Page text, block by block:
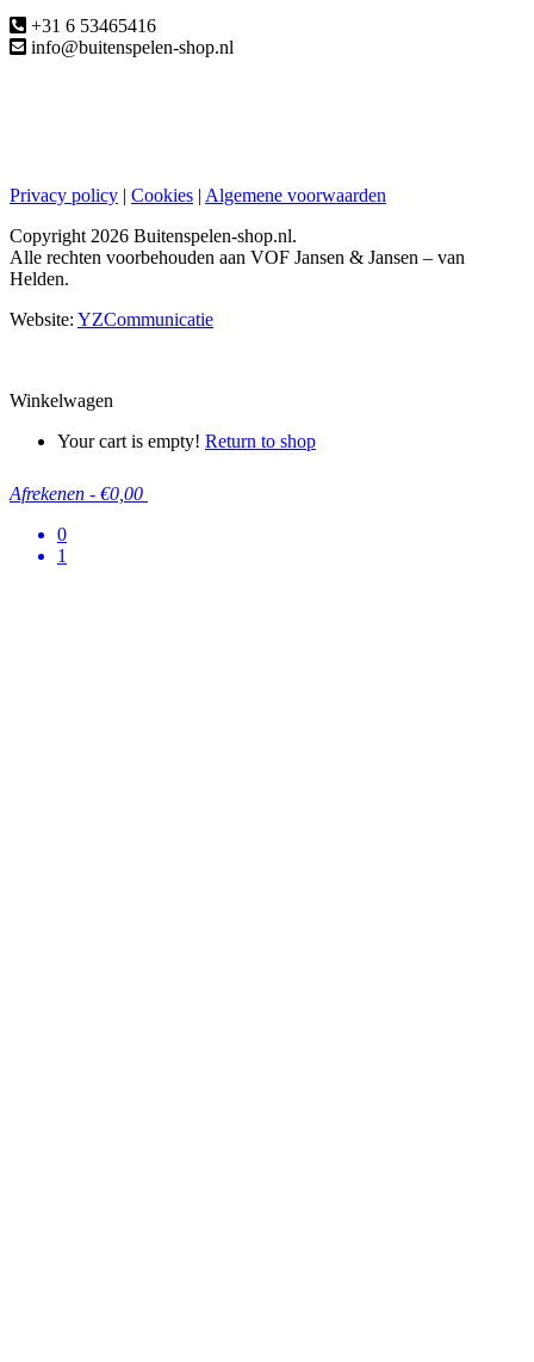
+31 6 53465416
info@buitenspelen-shop.nl
Privacy policy | Cookies | Algemene voorwaarden
Copyright 2026 Buitenspelen-shop.nl.
Alle rechten voorbehouden aan VOF Jansen & Jansen – van
Helden.
Website: YZCommunicatie
Winkelwagen
Your cart is empty! Return to shop
Afrekenen - €0,00
0
1